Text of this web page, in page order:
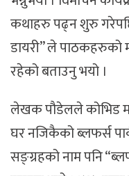
कथाहरु पढ्न शुरु
डायरी” ले
रहेको बताउनु भयो ।
लेखक पौडेलले कोभिड
घर नजिकैको ब्लफर्स
सङ्ग्रहको नाम पनि